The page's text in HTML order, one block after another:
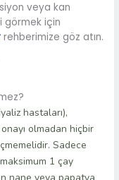
veya kan
görmek için
rehberimize göz atın.
hastaları),
olmadan hiçbir
Sadece
1 çay